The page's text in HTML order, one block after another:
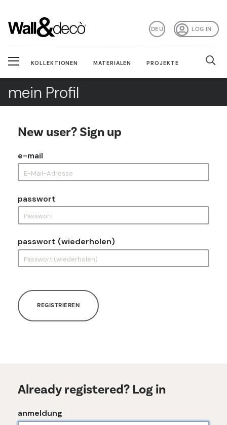
LOG IN
DEU
KOLLEKTIONEN MATERIALEN PROJEKTE
mein Profil
New user? Sign up
e-mail
passwort
passwort (wiederholen)
REGISTRIEREN
Already registered? Log in
anmeldung